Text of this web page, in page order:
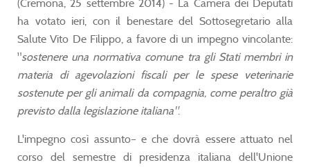
(Cremona, 25 settembre 2014) - La Camera dei Deputati
ha votato ieri, con il benestare del Sottosegretario alla
Salute Vito De Filippo, a favore di un impegno vincolante:
"sostenere una normativa comune tra gli Stati membri in
materia di agevolazioni fiscali per le spese veterinarie
sostenute per gli animali da compagnia, come peraltro già
previsto dalla legislazione italiana".
L'impegno così assunto– e che dovrà essere attuato nel
corso del semestre di presidenza italiana dell'Unione